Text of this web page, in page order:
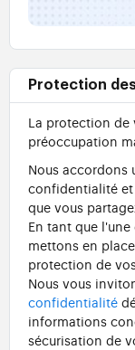
Protection
La protection de
préoccupation
Nous accordons
confidentialité et
que vous
En tant que
mettons en
protection de
Nous vous
confidentialité
informations
sécurisation de